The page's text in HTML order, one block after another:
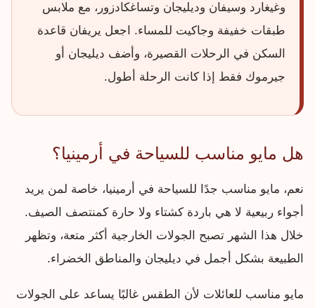
وغيغارد وسيفان وديليجان وتساغكادزور، مع ملابس
طبقات خفيفة وجاكيت للمساء. اجعل يريفان قاعدة
السكن في الرحلات القصيرة، وأضف ديليجان أو
جيرموك فقط إذا كانت الرحلة أطول.
هل مايو مناسب للسياحة في أرمينيا؟
نعم، مايو مناسب جدًا للسياحة في أرمينيا، خاصة لمن يريد
أجواء ربيعية لا هي باردة كشتاء ولا حارة كمنتصف الصيف.
خلال هذا الشهر تصبح الجولات الخارجية أكثر متعة، وتظهر
الطبيعة بشكل أجمل في ديليجان والمناطق الخضراء.
مايو مناسب للعائلات لأن الطقس غالبًا يساعد على الجولات